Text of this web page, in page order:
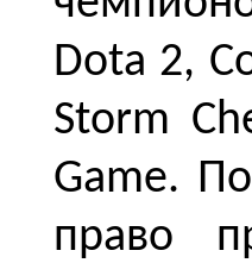
Dota 2,
Storm
Game.
право